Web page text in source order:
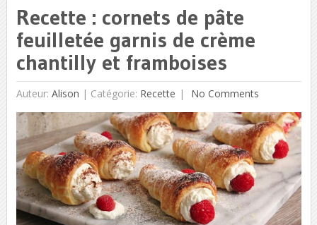
Recette : cornets de pâte
feuilletée garnis de crème
chantilly et framboises
Auteur: Alison | Catégorie: Recette No Comments